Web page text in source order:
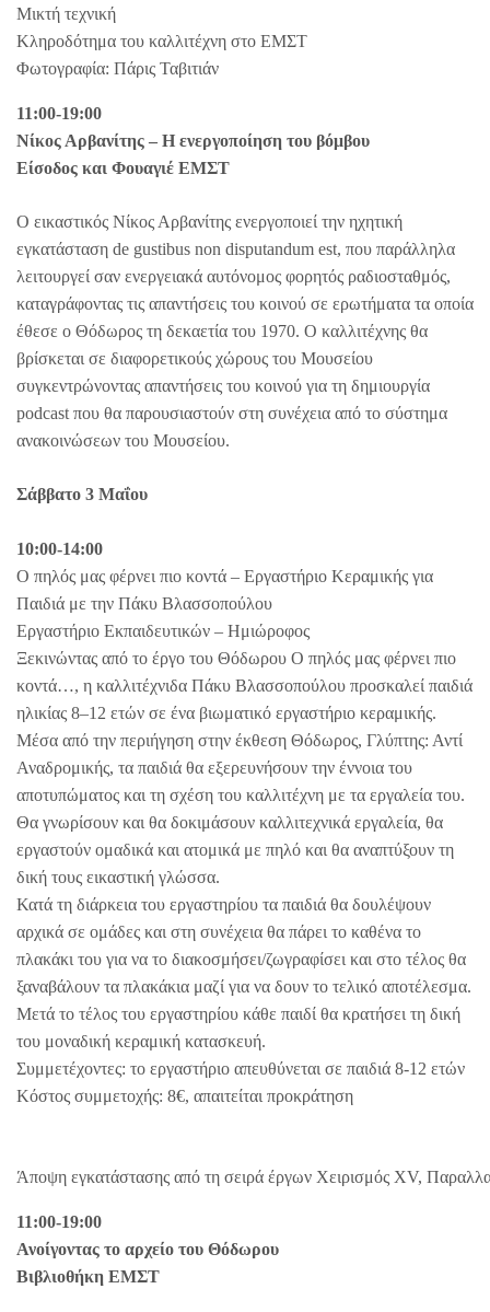
Μικτή τεχνική
Κληροδότημα του καλλιτέχνη στο ΕΜΣΤ
Φωτογραφία: Πάρις Ταβιτιάν
11:00-19:00
Νίκος Αρβανίτης – Η ενεργοποίηση του βόμβου
Είσοδος και Φουαγιέ ΕΜΣΤ
Ο εικαστικός Νίκος Αρβανίτης ενεργοποιεί την ηχητική
εγκατάσταση de gustibus non disputandum est, που παράλληλα
λειτουργεί σαν ενεργειακά αυτόνομος φορητός ραδιοσταθμός,
καταγράφοντας τις απαντήσεις του κοινού σε ερωτήματα τα οποία
έθεσε ο Θόδωρος τη δεκαετία του 1970. Ο καλλιτέχνης θα
βρίσκεται σε διαφορετικούς χώρους του Μουσείου
συγκεντρώνοντας απαντήσεις του κοινού για τη δημιουργία
podcast που θα παρουσιαστούν στη συνέχεια από το σύστημα
ανακοινώσεων του Μουσείου.
Σάββατο 3 Μαΐου
10:00-14:00
Ο πηλός μας φέρνει πιο κοντά – Εργαστήριο Κεραμικής για
Παιδιά με την Πάκυ Βλασσοπούλου
Εργαστήριο Εκπαιδευτικών – Ημιώροφος
Ξεκινώντας από το έργο του Θόδωρου Ο πηλός μας φέρνει πιο
κοντά…, η καλλιτέχνιδα Πάκυ Βλασσοπούλου προσκαλεί παιδιά
ηλικίας 8–12 ετών σε ένα βιωματικό εργαστήριο κεραμικής.
Μέσα από την περιήγηση στην έκθεση Θόδωρος, Γλύπτης: Αντί
Αναδρομικής, τα παιδιά θα εξερευνήσουν την έννοια του
αποτυπώματος και τη σχέση του καλλιτέχνη με τα εργαλεία του.
Θα γνωρίσουν και θα δοκιμάσουν καλλιτεχνικά εργαλεία, θα
εργαστούν ομαδικά και ατομικά με πηλό και θα αναπτύξουν τη
δική τους εικαστική γλώσσα.
Κατά τη διάρκεια του εργαστηρίου τα παιδιά θα δουλέψουν
αρχικά σε ομάδες και στη συνέχεια θα πάρει το καθένα το
πλακάκι του για να το διακοσμήσει/ζωγραφίσει και στο τέλος θα
ξαναβάλουν τα πλακάκια μαζί για να δουν το τελικό αποτέλεσμα.
Μετά το τέλος του εργαστηρίου κάθε παιδί θα κρατήσει τη δική
του μοναδική κεραμική κατασκευή.
Συμμετέχοντες: το εργαστήριο απευθύνεται σε παιδιά 8-12 ετών
Κόστος συμμετοχής: 8€, απαιτείται προκράτηση
Άποψη εγκατάστασης από τη σειρά έργων Χειρισμός XV,
11:00-19:00
Ανοίγοντας το αρχείο του Θόδωρου
Βιβλιοθήκη ΕΜΣΤ